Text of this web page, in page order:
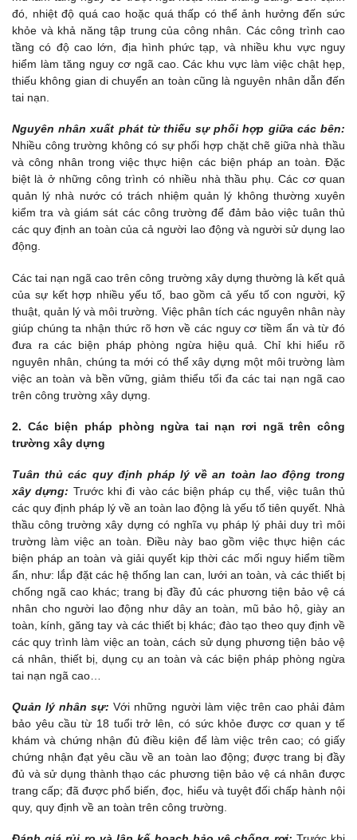
đó, nhiệt độ quá cao hoặc quá thấp có thể ảnh hưởng đến sức
khỏe và khả năng tập trung của công nhân. Các công trình cao
tầng có độ cao lớn, địa hình phức tạp, và nhiều khu vực nguy
hiểm làm tăng nguy cơ ngã cao. Các khu vực làm việc chật hẹp,
thiếu không gian di chuyển an toàn cũng là nguyên nhân dẫn đến
tai nạn.
Nguyên nhân xuất phát từ thiếu sự phối hợp giữa các bên:
Nhiều công trường không có sự phối hợp chặt chẽ giữa nhà thầu
và công nhân trong việc thực hiện các biện pháp an toàn. Đặc
biệt là ở những công trình có nhiều nhà thầu phụ. Các cơ quan
quản lý nhà nước có trách nhiệm quản lý không thường xuyên
kiểm tra và giám sát các công trường để đảm bảo việc tuân thủ
các quy định an toàn của cả người lao động và người sử dụng lao
động.
Các tai nạn ngã cao trên công trường xây dựng thường là kết quả
của sự kết hợp nhiều yếu tố, bao gồm cả yếu tố con người, kỹ
thuật, quản lý và môi trường. Việc phân tích các nguyên nhân này
giúp chúng ta nhận thức rõ hơn về các nguy cơ tiềm ẩn và từ đó
đưa ra các biện pháp phòng ngừa hiệu quả. Chỉ khi hiểu rõ
nguyên nhân, chúng ta mới có thể xây dựng một môi trường làm
việc an toàn và bền vững, giảm thiểu tối đa các tai nạn ngã cao
trên công trường xây dựng.
2. Các biện pháp phòng ngừa tai nạn rơi ngã trên công
trường xây dựng
Tuân thủ các quy định pháp lý về an toàn lao động trong
xây dựng: Trước khi đi vào các biện pháp cụ thể, việc tuân thủ
các quy định pháp lý về an toàn lao động là yếu tố tiên quyết. Nhà
thầu công trường xây dựng có nghĩa vụ pháp lý phải duy trì môi
trường làm việc an toàn. Điều này bao gồm việc thực hiện các
biện pháp an toàn và giải quyết kịp thời các mối nguy hiểm tiềm
ẩn, như: lắp đặt các hệ thống lan can, lưới an toàn, và các thiết bị
chống ngã cao khác; trang bị đầy đủ các phương tiện bảo vệ cá
nhân cho người lao động như dây an toàn, mũ bảo hộ, giày an
toàn, kính, găng tay và các thiết bị khác; đào tạo theo quy định về
các quy trình làm việc an toàn, cách sử dụng phương tiện bảo vệ
cá nhân, thiết bị, dụng cụ an toàn và các biện pháp phòng ngừa
tai nạn ngã cao…
Quản lý nhân sự:Với những người làm việc trên cao phải đảm
bảo yêu cầu từ 18 tuổi trở lên, có sức khỏe được cơ quan y tế
khám và chứng nhận đủ điều kiện để làm việc trên cao; có giấy
chứng nhận đạt yêu cầu về an toàn lao động; được trang bị đầy
đủ và sử dụng thành thạo các phương tiện bảo vệ cá nhân được
trang cấp; đã được phổ biến, đọc, hiểu và tuyệt đối chấp hành nội
quy, quy định về an toàn trên công trường.